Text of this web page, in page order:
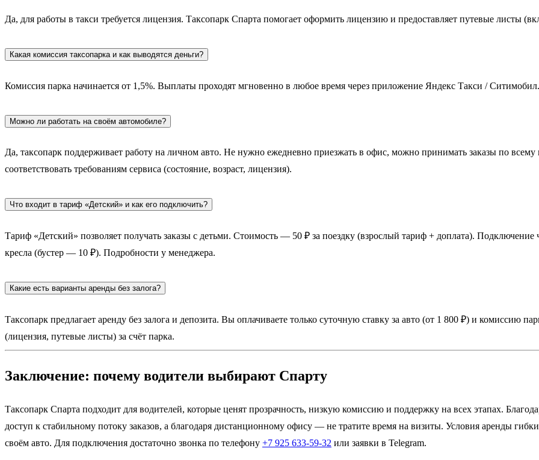
Да, для работы в такси требуется лицензия. Таксопарк Спарта помогает оформить лицензию и предоставляет путевые листы
Какая комиссия таксопарка и как выводятся деньги?
Комиссия парка начинается от 1,5%. Выплаты проходят мгновенно в любое время через приложение Яндекс Такси /
Можно ли работать на своём автомобиле?
Да, таксопарк поддерживает работу на личном авто. Не нужно ежедневно приезжать в офис, можно принимать заказы по
соответствовать требованиям сервиса (состояние, возраст, лицензия).
Что входит в тариф «Детский» и как его подключить?
Тариф «Детский» позволяет получать заказы с детьми. Стоимость — 50 ₽ за поездку (взрослый тариф + доплата).
кресла (бустер — 10 ₽). Подробности у менеджера.
Какие есть варианты аренды без залога?
Таксопарк предлагает аренду без залога и депозита. Вы оплачиваете только суточную ставку за авто (от 1 800 ₽) и
(лицензия, путевые листы) за счёт парка.
Заключение: почему водители выбирают Спарту
Таксопарк Спарта подходит для водителей, которые ценят прозрачность, низкую комиссию и поддержку на всех этапах.
доступ к стабильному потоку заказов, а благодаря дистанционному офису — не тратите время на визиты. Условия аренды
своём авто. Для подключения достаточно звонка по телефону +7 925 633-59-32 или заявки в Telegram.